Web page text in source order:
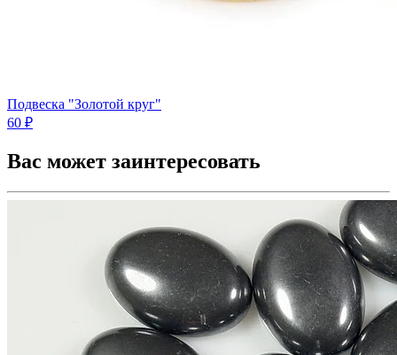
Подвеска "Золотой круг"
60 ₽
Вас может заинтересовать